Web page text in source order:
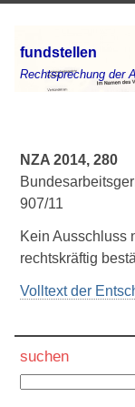
fundstellen
Rechtsprechung der
NZA 2014, 280
907/11
Kein Ausschluss
rechtskräftig
Volltext der
suchen